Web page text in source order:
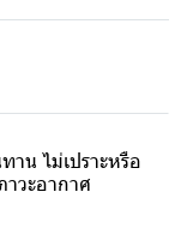
น ไม่เปราะหรือ
วะอากาศ